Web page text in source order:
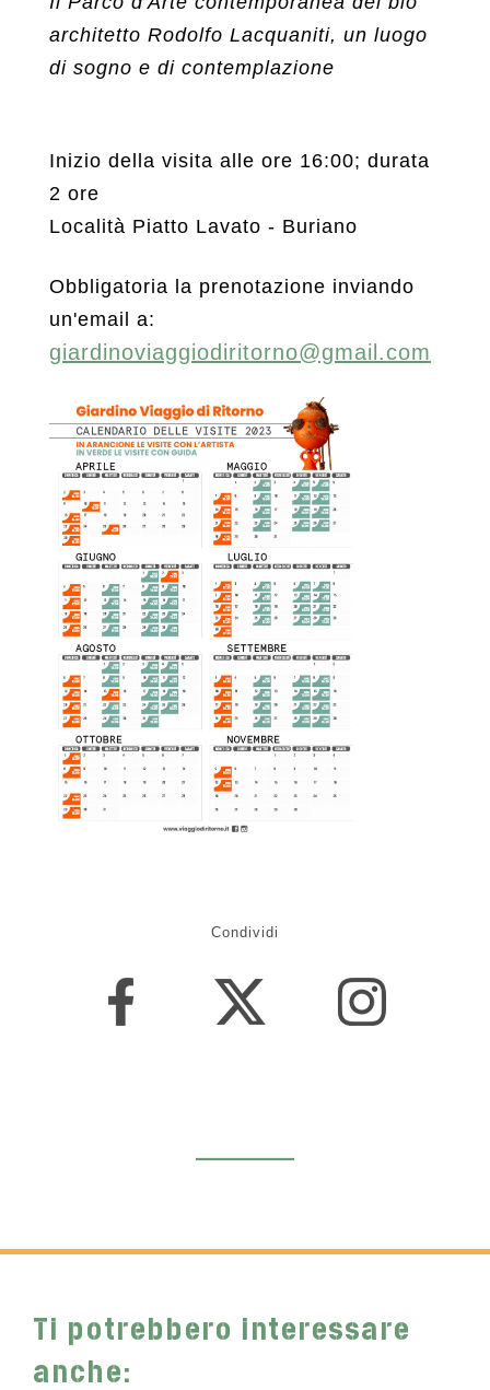
architetto Rodolfo Lacquaniti, un luogo
di sogno e di contemplazione
Inizio della visita alle ore 16:00; durata
2 ore
Località Piatto Lavato - Buriano
Obbligatoria la prenotazione inviando
un'email a:
giardinoviaggiodiritorno@gmail.com
Condividi
Ti potrebbero interessare
anche: